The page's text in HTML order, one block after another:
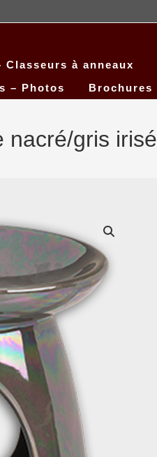
Classeurs à anneaux
– Photos Brochures
nacré/gris irisé